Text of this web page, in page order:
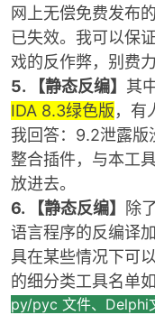
网上无偿免费发布
已失效。我可以保
戏的反作弊，别费力
5. 【静态反编】 其
IDA 8.3绿色版，有
我回答：9.2泄露版
整合插件，与本工
放进去。
6. 【静态反编】
除
语言程序的反编译
具在某些情况下可
的细分类工具名单如
py/pyc 文件、Delphi